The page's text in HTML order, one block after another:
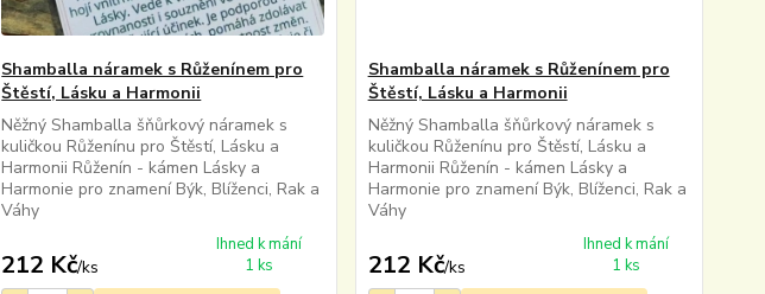
Shamballa náramek s Růženínem pro
Štěstí, Lásku a Harmonii
Něžný Shamballa šňůrkový náramek s
kuličkou Růženínu pro Štěstí, Lásku a
Harmonii Růženín - kámen Lásky a
Harmonie pro znamení Býk, Blíženci, Rak a
Váhy
212 Kč/ks
Ihned k mání
1 ks
Shamballa náramek s Růženínem pro
Štěstí, Lásku a Harmonii
Něžný Shamballa šňůrkový náramek s
kuličkou Růženínu pro Štěstí, Lásku a
Harmonii Růženín - kámen Lásky a
Harmonie pro znamení Býk, Blíženci, Rak a
Váhy
212 Kč/ks
Ihned k mání
1 ks